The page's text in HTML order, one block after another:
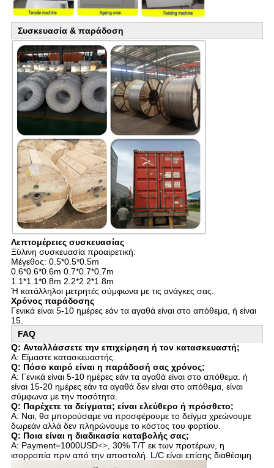
Συσκευασία & παράδοση
Λεπτομέρειες συσκευασίας
Ξύλινη συσκευασία προαιρετική:
Μέγεθος: 0.5*0.5*0.5m
0.6*0.6*0.6m 0.7*0.7*0.7m
1.1*1.1*0.8m 2.2*2.2*1.8m
Ή κατάλληλοι μετρητές σύμφωνα με τις ανάγκες σας.
Χρόνος παράδοσης
Γενικά είναι 5-10 ημέρες εάν τα αγαθά είναι στο απόθεμα, ή είναι
15.
FAQ
Q: Ανταλλάσσετε την επιχείρηση ή τον κατασκευαστή;
Α: Είμαστε κατασκευαστής.
Q: Πόσο καιρό είναι η παράδοσή σας χρόνος;
Α: Γενικά είναι 5-10 ημέρες εάν τα αγαθά είναι στο απόθεμα. ή
είναι 15-20 ημέρες εάν τα αγαθά δεν είναι στο απόθεμα, είναι
σύμφωνα με την ποσότητα.
Q: Παρέχετε τα δείγματα; είναι ελεύθερο ή πρόσθετο;
Α: Ναι, θα μπορούσαμε να προσφέρουμε το δείγμα χρεώνουμε
δωρεάν αλλά δεν πληρώνουμε το κόστος του φορτίου.
Q: Ποια είναι η διαδικασία καταβολής σας;
Α: Payment=1000USD<> , 30% T/T εκ των προτέρων, η
ισορροπία πριν από την αποστολή. L/C είναι επίσης διαθέσιμη.